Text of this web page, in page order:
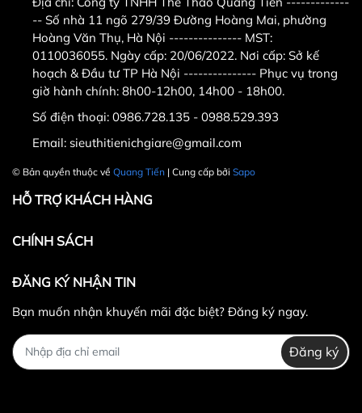
vận chuyển hoặc chuyển
khoản
-- Số nhà 11 ngõ 279/39 Đường Hoàng Mai, phường
Hoàng Văn Thụ, Hà Nội --------------- MST:
0110036055. Ngày cấp: 20/06/2022. Nơi cấp: Sở kế
hoạch & Đầu tư TP Hà Nội --------------- Phục vụ trong
giờ hành chính: 8h00-12h00, 14h00 - 18h00.
Số điện thoại: 0986.728.135 - 0988.529.393
Email: sieuthitienichgiare@gmail.com
© Bản quyền thuộc về Quang Tiến | Cung cấp bởi Sapo
HỖ TRỢ KHÁCH HÀNG
CHÍNH SÁCH
ĐĂNG KÝ NHẬN TIN
Bạn muốn nhận khuyến mãi đặc biệt? Đăng ký ngay.
Đăng ký